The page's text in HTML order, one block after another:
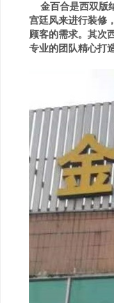
金百合是西双版
宫廷风来进行装修
顾客的需求。其次
专业的团队精心打